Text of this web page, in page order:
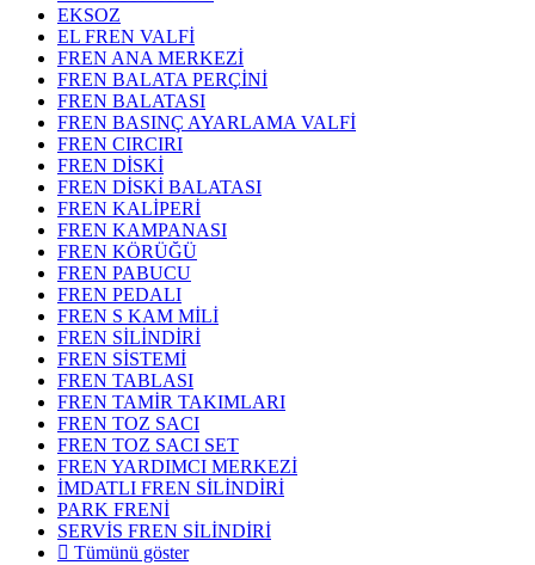
EKSOZ
EL FREN VALFİ
FREN ANA MERKEZİ
FREN BALATA PERÇİNİ
FREN BALATASI
FREN BASINÇ AYARLAMA VALFİ
FREN CIRCIRI
FREN DİSKİ
FREN DİSKİ BALATASI
FREN KALİPERİ
FREN KAMPANASI
FREN KÖRÜĞÜ
FREN PABUCU
FREN PEDALI
FREN S KAM MİLİ
FREN SİLİNDİRİ
FREN SİSTEMİ
FREN TABLASI
FREN TAMİR TAKIMLARI
FREN TOZ SACI
FREN TOZ SACI SET
FREN YARDIMCI MERKEZİ
İMDATLI FREN SİLİNDİRİ
PARK FRENİ
SERVİS FREN SİLİNDİRİ
Tümünü göster